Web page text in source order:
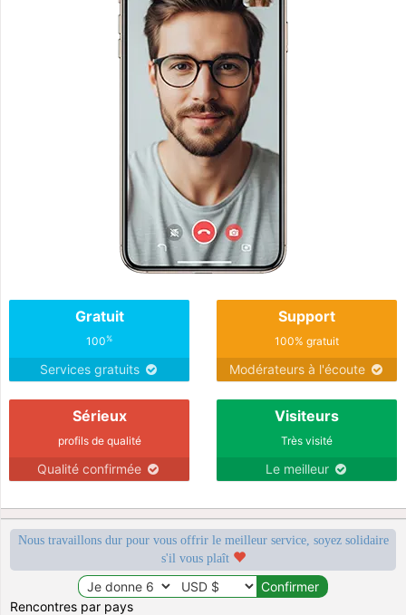
Gratuit
100%
Services gratuits
Support
100% gratuit
Modérateurs à l'écoute
Sérieux
profils de qualité
Qualité confirmée
Visiteurs
Très visité
Le meilleur
Nous travaillons dur pour vous offrir le meilleur service, soyez solidaire
s'il vous plaît
Rencontres par pays